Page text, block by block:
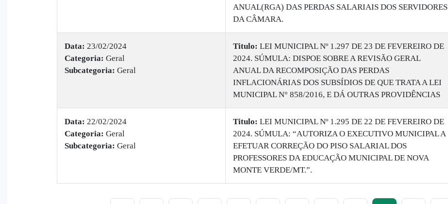
ANUAL(RGA) DAS PERDAS SALARIAIS DOS SERVIDORES
DA CÂMARA.
Data: 23/02/2024
Categoria: Geral
Subcategoria: Geral
Titulo: LEI MUNICIPAL Nº 1.297 DE 23 DE FEVEREIRO DE
2024. SÚMULA: DISPOE SOBRE A REVISÃO GERAL
ANUAL DA RECOMPOSIÇÃO DAS PERDAS
INFLACIONÁRIAS DOS SUBSÍDIOS DE QUE TRATA A LEI
MUNICIPAL N° 858/2016, E DÁ OUTRAS PROVIDÊNCIAS
Data: 22/02/2024
Categoria: Geral
Subcategoria: Geral
Titulo: LEI MUNICIPAL Nº 1.295 DE 22 DE FEVEREIRO DE
2024. SÚMULA: “AUTORIZA O EXECUTIVO MUNICIPAL A
EFETUAR CORREÇÃO DO PISO SALARIAL DOS
PROFESSORES DA EDUCAÇÃO MUNICIPAL DE NOVA
MONTE VERDE/MT.”.